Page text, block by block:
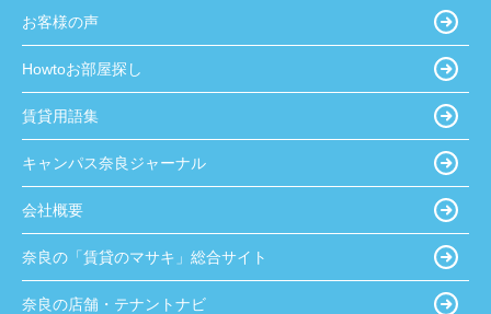
お客様の声
Howtoお部屋探し
賃貸用語集
キャンパス奈良ジャーナル
会社概要
奈良の「賃貸のマサキ」総合サイト
奈良の店舗・テナントナビ